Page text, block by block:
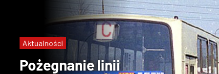
Pożegnanie linii
Aktualności